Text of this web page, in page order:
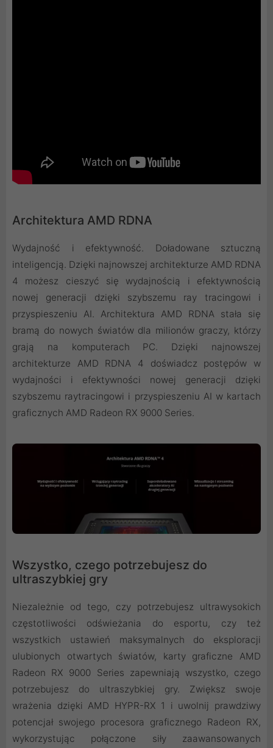
Architektura AMD RDNA
Wydajność i efektywność. Doładowane sztuczną
inteligencją. Dzięki najnowszej architekturze AMD RDNA
4 możesz cieszyć się wydajnością i efektywnością
nowej generacji dzięki szybszemu ray tracingowi i
przyspieszeniu AI. Architektura AMD RDNA stała się
bramą do nowych światów dla milionów graczy, którzy
grają na komputerach PC. Dzięki najnowszej
architekturze AMD RDNA 4 doświadcz postępów w
wydajności i efektywności nowej generacji dzięki
szybszemu raytracingowi i przyspieszeniu AI w kartach
graficznych AMD Radeon RX 9000 Series.
Wszystko, czego potrzebujesz do
ultraszybkiej gry
Niezależnie od tego, czy potrzebujesz ultrawysokich
częstotliwości odświeżania do esportu, czy też
wszystkich ustawień maksymalnych do eksploracji
ulubionych otwartych światów, karty graficzne AMD
Radeon RX 9000 Series zapewniają wszystko, czego
potrzebujesz do ultraszybkiej gry. Zwiększ swoje
wrażenia dzięki AMD HYPR-RX 1 i uwolnij prawdziwy
potencjał swojego procesora graficznego Radeon RX,
wykorzystując połączone siły zaawansowanych